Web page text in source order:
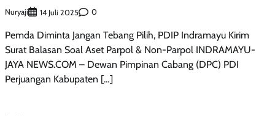
Nuryaji 14 Juli 2025 0
Pemda Diminta Jangan Tebang Pilih, PDIP Indramayu Kirim
Surat Balasan Soal Aset Parpol & Non-Parpol INDRAMAYU-
JAYA NEWS.COM – Dewan Pimpinan Cabang (DPC) PDI
Perjuangan Kabupaten […]